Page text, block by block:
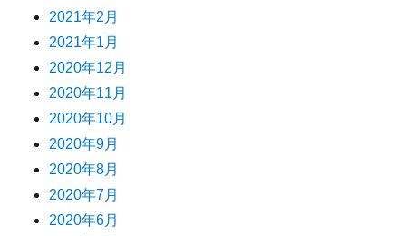
2021年2月
2021年1月
2020年12月
2020年11月
2020年10月
2020年9月
2020年8月
2020年7月
2020年6月